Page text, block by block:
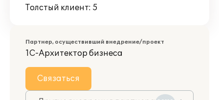
Толстый клиент: 5
Партнер, осуществивший внедрение/проект
1С-Архитектор бизнеса
Связаться